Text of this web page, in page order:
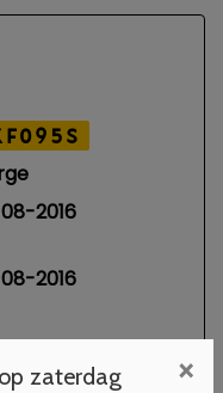
2016
2016
2027
zaterdag ×